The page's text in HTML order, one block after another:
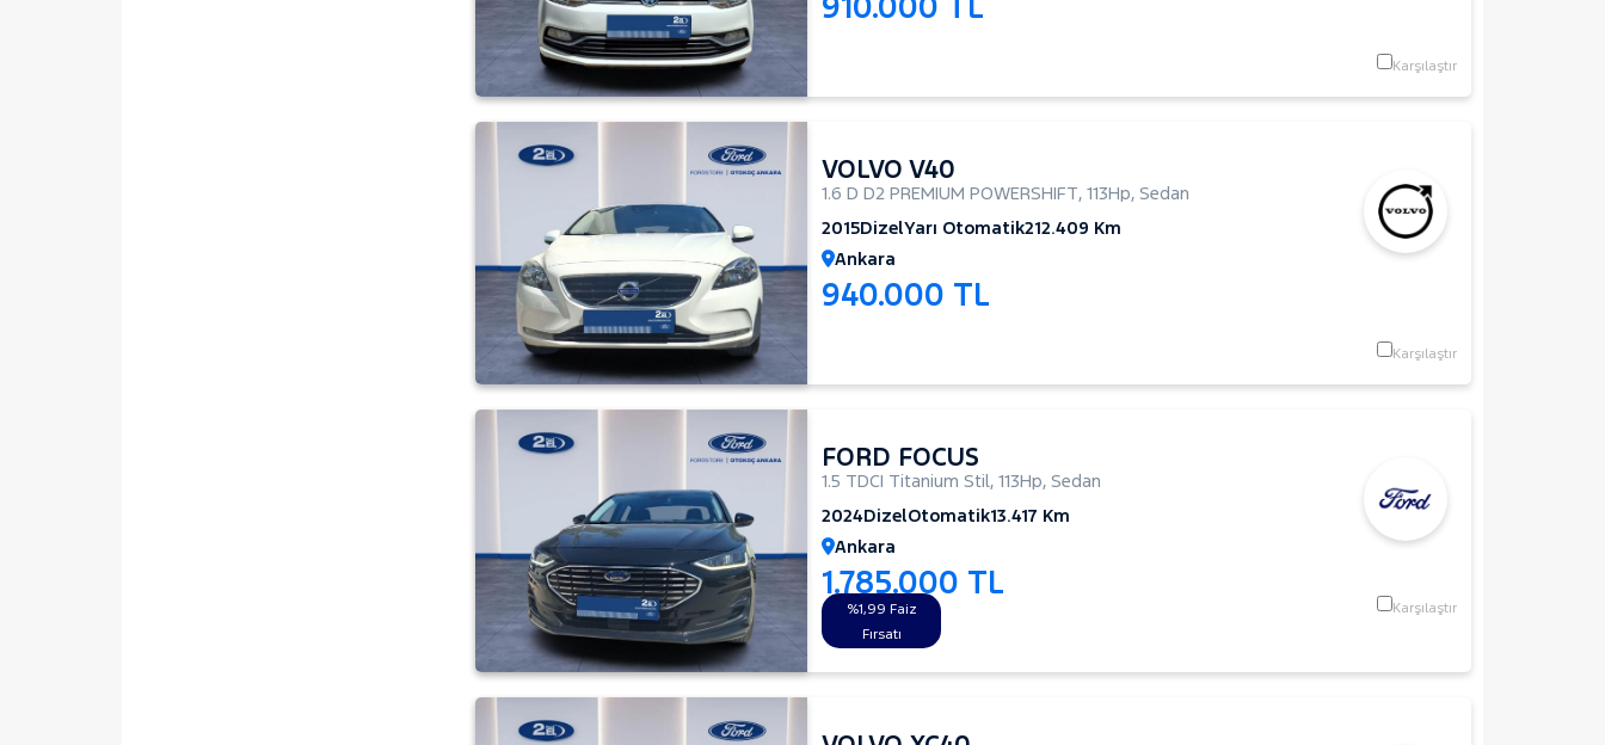
Karşılaştır
VOLVO V40
1.6 D D2 PREMIUM POWERSHIFT, 113Hp, Sedan
2015DizelYarı Otomatik212.409 Km
Ankara
940.000 TL
Karşılaştır
FORD FOCUS
1.5 TDCI Titanium Stil, 113Hp, Sedan
2024DizelOtomatik13.417 Km
Ankara
1.785.000 TL
%1,99 Faiz
Fırsatı
Karşılaştır